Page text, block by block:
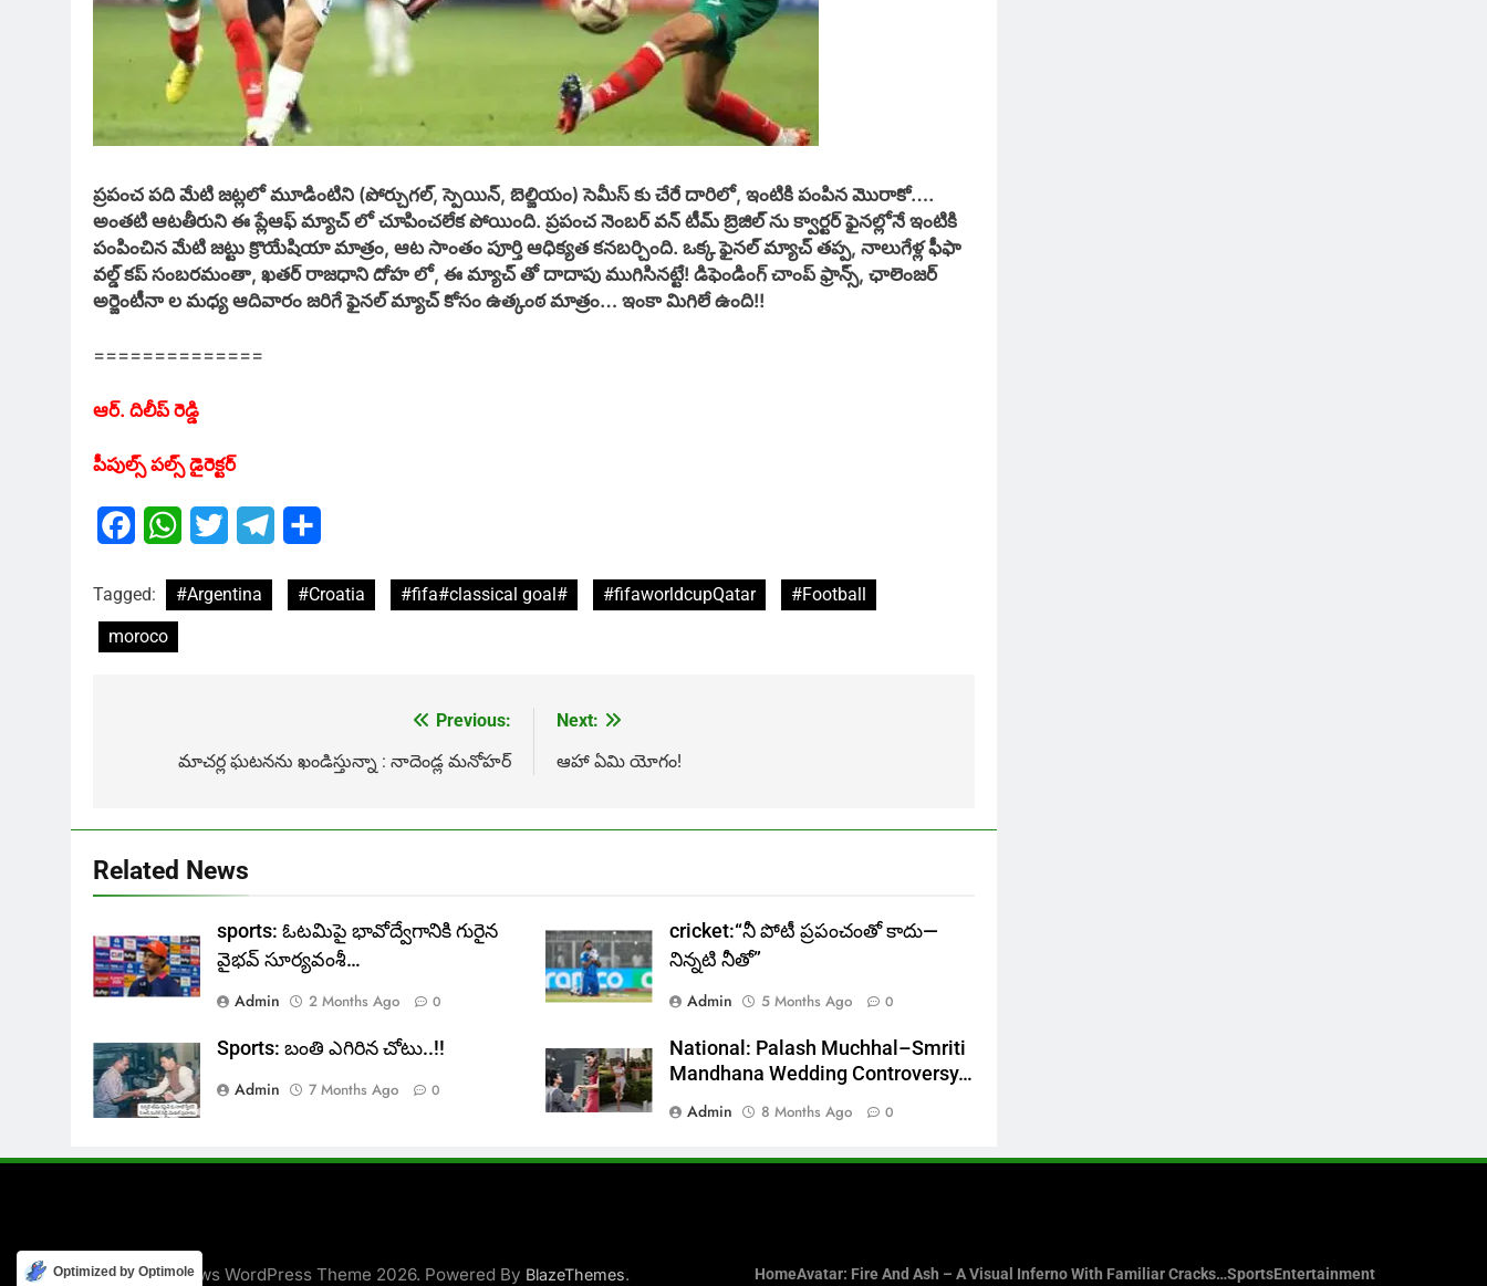
ప్రపంచ పది మేటి జట్లలో మూడింటిని (పోర్చుగల్, స్పెయిన్, బెల్జియం) సెమీస్ కు చేరే దారిలో, ఇంటికి పంపిన మొరాకో….
అంతటి ఆటతీరుని ఈ ప్లేఆఫ్ మ్యాచ్ లో చూపించలేక పోయింది. ప్రపంచ నెంబర్ వన్ టీమ్ బ్రెజిల్ ను క్వార్టర్ ఫైనల్లోనే ఇంటికి
పంపించిన మేటి జట్టు క్రొయేషియా మాత్రం, ఆట సాంతం పూర్తి ఆధిక్యత కనబర్చింది. ఒక్క ఫైనల్ మ్యాచ్ తప్ప, నాలుగేళ్ల ఫీఫా
వల్డ్ కప్ సంబరమంతా, ఖతర్ రాజధాని దోహ లో, ఈ మ్యాచ్ తో దాదాపు ముగిసినట్టే! డిఫెండింగ్ చాంప్ ఫ్రాన్స్, ఛాలెంజర్
అర్జెంటీనా ల మధ్య ఆదివారం జరిగే ఫైనల్ మ్యాచ్ కోసం ఉత్కంఠ మాత్రం… ఇంకా మిగిలే ఉంది!!
==============
ఆర్. దిలీప్ రెడ్డి
పీపుల్స్ పల్స్ డైరెక్టర్
FacebookWhatsApp
Twitter Telegram
Tagged: #Argentina #Croatia #fifa#classical goal# #fifaworldcupQatar
#Football
moroco
navigation
Previous:
మాచర్ల ఘటనను ఖండిస్తున్నా : నాదెండ్ల మనోహర్
Next:
ఆహా ఏమి యోగం!
Related News
sports: ఓటమిపై భావోద్వేగానికి గురైన
వైభవ్ సూర్యవంశీ…
Admin
2 Months Ago 0
cricket:“నీ పోటీ ప్రపంచంతో కాదు—
నిన్నటి నీతో”
Admin
5 Months Ago 0
Sports: బంతి ఎగిరిన చోటు..!!
Admin
7 Months Ago 0
National: Palash Muchhal–Smriti
Mandhana Wedding Controversy…
Admin
8 Months Ago 0
Newsmatic - News WordPress Theme 2026. Powered By BlazeThemes. HomeAvatar: Fire And Ash – A Visual Inferno With Familiar Cracks…SportsEntertainment
Optimized by Optimole